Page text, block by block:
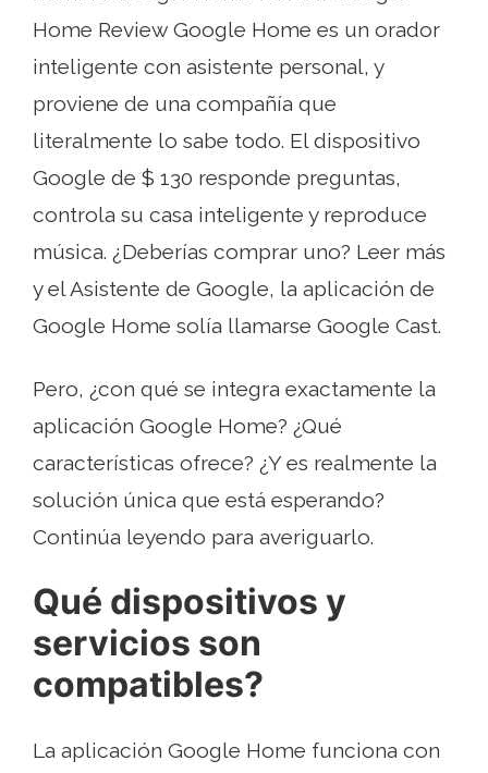
Home Review Google Home es un orador
inteligente con asistente personal, y
proviene de una compañía que
literalmente lo sabe todo. El dispositivo
Google de $ 130 responde preguntas,
controla su casa inteligente y reproduce
música. ¿Deberías comprar uno? Leer más
y el Asistente de Google, la aplicación de
Google Home solía llamarse Google Cast.
Pero, ¿con qué se integra exactamente la
aplicación Google Home? ¿Qué
características ofrece? ¿Y es realmente la
solución única que está esperando?
Continúa leyendo para averiguarlo.
Qué dispositivos y
servicios son
compatibles?
La aplicación Google Home funciona con